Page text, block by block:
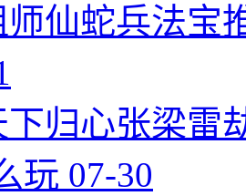
师仙蛇兵法宝
下归心张梁雷
玩 07-30